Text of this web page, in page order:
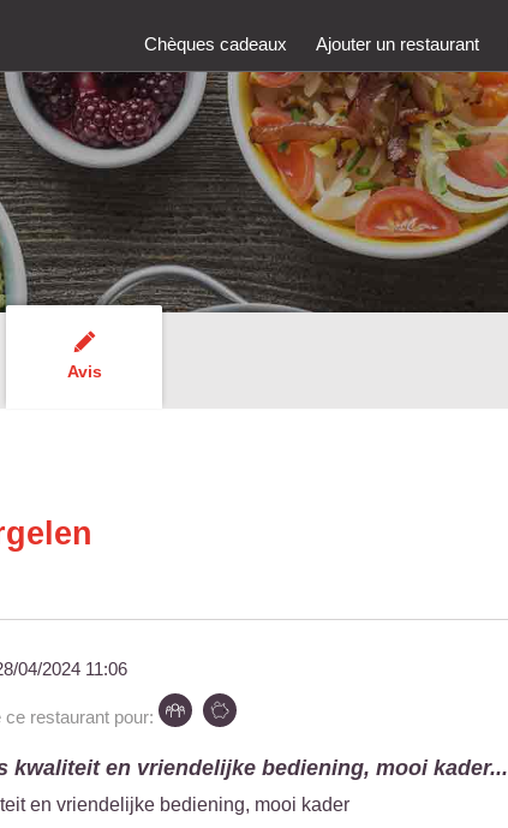
Chèques cadeaux Ajouter un restaurant
Avis
04/2024 11:06
restaurant pour:
kwaliteit en vriendelijke bediening, mooi kader...
en vriendelijke bediening, mooi kader